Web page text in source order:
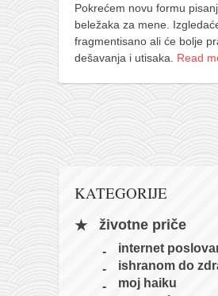
porodične priče
umesto tvitera
azbuki i knjige
Okinava karate
najnovije na blogu
bubishi
Pokrećem novu formu
beležaka za mene.
fragmentisano ali će bolje
dešavanja i utisaka. Read
KATEGORIJE
životne priče
internet
ishranom do
moj haiku